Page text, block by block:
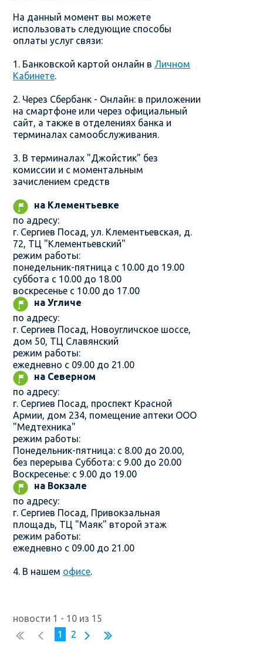
На данный момент вы можете
использовать следующие способы
оплаты услуг связи:
1. Банковской картой онлайн в Личном
Кабинете.
2. Через Сбербанк - Онлайн: в приложении
на смартфоне или через официальный
сайт, а также в отделениях банка и
терминалах самообслуживания.
3. В терминалах "Джойстик" без
комиссии и с моментальным
зачислением средств
на Клементьевке
по адресу:
г. Сергиев Посад, ул. Клементьевская, д.
72, ТЦ "Клементьевский"
режим работы:
понедельник-пятница с 10.00 до 19.00
суббота с 10.00 до 18.00
воскресенье с 10.00 до 17.00
на Угличе
по адресу:
г. Сергиев Посад, Новоугличское шоссе,
дом 50, ТЦ Славянский
режим работы:
ежедневно с 09.00 до 21.00
на Северном
по адресу:
г. Сергиев Посад, проспект Красной
Армии, дом 234, помещение аптеки ООО
"Медтехника"
режим работы:
Понедельник-пятница: с 8.00 до 20.00,
без перерыва Суббота: с 9.00 до 20.00
Воскресенье: с 9.00 до 19.00
на Вокзале
по адресу:
г. Сергиев Посад, Привокзальная
площадь, ТЦ "Маяк" второй этаж
режим работы:
ежедневно с 09.00 до 21.00
4. В нашем офисе.
новости 1 - 10 из 15
1
2